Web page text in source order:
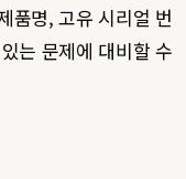
품명, 고유 시리얼 번
는 문제에 대비할 수